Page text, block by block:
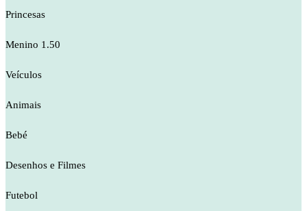
Princesas
Menino 1.50
Veículos
Animais
Bebé
Desenhos e Filmes
Futebol